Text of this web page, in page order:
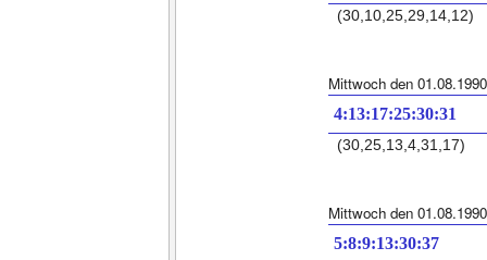
(30,10,25,29,14,12)
Mittwoch den 01.08.1990
4:13:17:25:30:31
(30,25,13,4,31,17)
Mittwoch den 01.08.1990
5:8:9:13:30:37